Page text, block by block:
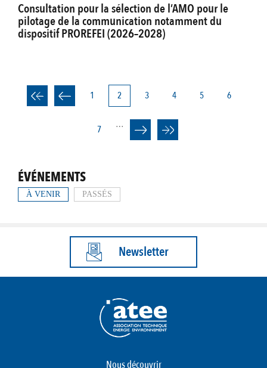
Consultation pour la sélection de l’AMO pour le
pilotage de la communication notamment du
dispositif PROREFEI (2026–2028)
PAGINATION Page
1
Page
courante
2 Page
3 Page
4 Page
5 Page
6
Page
7 …
ÉVÉNEMENTS
À VENIR PASSÉS
Newsletter
Nous découvrir